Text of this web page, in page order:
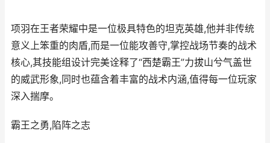
项羽在王者荣耀中是一位极具特色的坦克英雄,他并非传统
意义上笨重的肉盾,而是一位能攻善守,掌控战场节奏的战术
核心,其技能组设计完美诠释了“西楚霸王”力拔山兮气盖世
的威武形象,同时也蕴含着丰富的战术内涵,值得每一位玩家
深入揣摩。
霸王之勇,陷阵之志